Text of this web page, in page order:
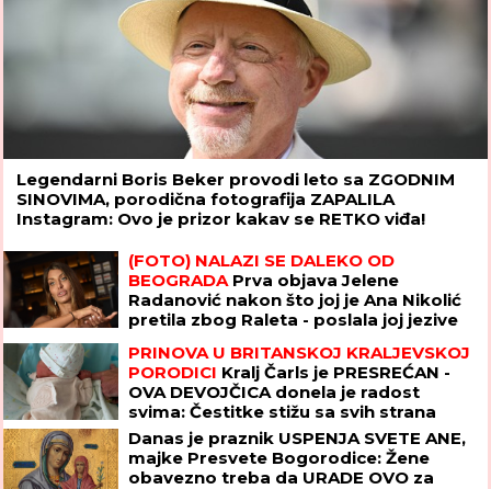
Legendarni Boris Beker provodi leto sa ZGODNIM
SINOVIMA, porodična fotografija ZAPALILA
Instagram: Ovo je prizor kakav se RETKO viđa!
(FOTO) NALAZI SE DALEKO OD
BEOGRADAPrva objava Jelene
Radanović nakon što joj je Ana Nikolić
pretila zbog Raleta - poslala joj jezive
PRINOVA U BRITANSKOJ KRALJEVSKOJ
PORODICI Kralj Čarls je PRESREĆAN -
OVA DEVOJČICA donela je radost
svima: Čestitke stižu sa svih strana
Danas je praznik USPENJA SVETE ANE,
majke Presvete Bogorodice: Žene
obavezno treba da URADE OVO za